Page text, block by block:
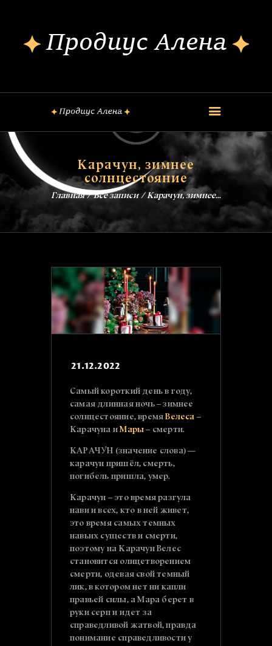
Карачун, зимнее
солнцестояние
Главная Все записи Карачун, зимнее...
ШКОЛА МАГИИ
ЗАГОВОРЫ
БЛОГ
21.12.2022
Самый короткий день в году,
самая длинная ночь – зимнее
солнцестояние, времяВелеса –
Карачуна иМары – смерти.
КАРАЧУ́Н (значение слова) —
карачун пришёл, смерть,
погибель пришла, умер.
Карачун – это время разгула
нави и всех, кто в ней живет,
это время самых темных
навьих существ и смерти,
поэтому на Карачун Велес
становится олицетворением
смерти, одевая свой темный
лик, в котором нет ни капли
правьей силы, а Мара берет в
руки серп и идет за
справедливой жатвой, правда
понимание справедливости у